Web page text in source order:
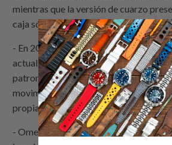
mientras que la versión de cuarzo
caja sólido.
- En 2008, Omega dio al Seamaster
actualización desde su lanzamiento
patrones verticales a la esfera. Y
movimiento con el calibre Co-Axial
propia, que cuenta con una reserva de
- Omega presentó el Aqua Terra